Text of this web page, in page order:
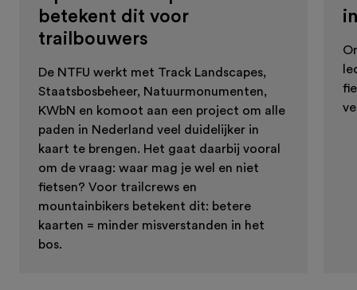
betekent dit voor
trailbouwers
De NTFU werkt met Track Landscapes,
Staatsbosbeheer, Natuurmonumenten,
KWbN en komoot aan een project om alle
paden in Nederland veel duidelijker in
kaart te brengen. Het gaat daarbij vooral
om de vraag: waar mag je wel en niet
fietsen? Voor trailcrews en
mountainbikers betekent dit: betere
kaarten = minder misverstanden in het
bos.